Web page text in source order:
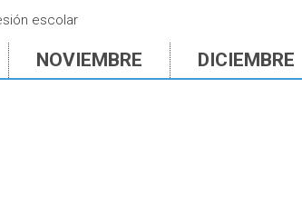
escolar
NOVIEMBRE DICIEMBRE